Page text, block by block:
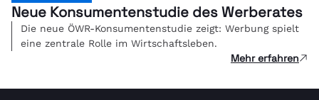
Neue Konsumentenstudie des Werberates
Die neue ÖWR-Konsumentenstudie zeigt: Werbung spielt
eine zentrale Rolle im Wirtschaftsleben.
Mehr erfahren